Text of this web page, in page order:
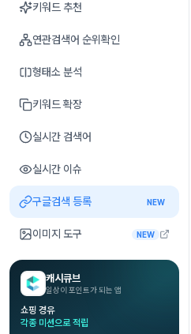
키워드 추천
연관검색어 순위확인
형태소 분석
키워드 확장
실시간 검색어
실시간 이슈
구글검색 등록 NEW
이미지 도구 NEW
캐시큐브
일상이 포인트가 되는 앱
쇼핑 경유
각종 미션으로 적립